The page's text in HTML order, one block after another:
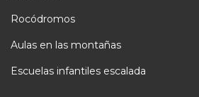
Rocódromos
Aulas en las montañas
Escuelas infantiles escalada